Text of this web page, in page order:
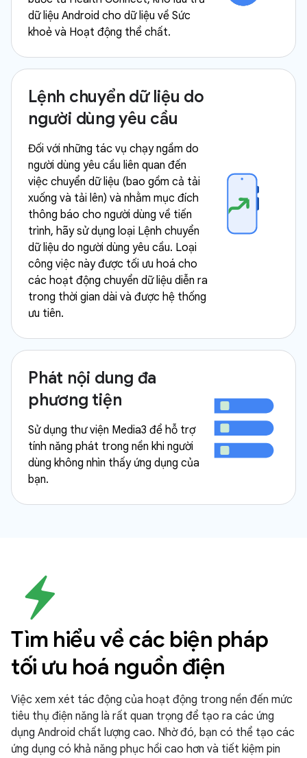
dữ liệu Android cho dữ liệu về Sức
khoẻ và Hoạt động thể chất.
Lệnh chuyển dữ liệu do
người dùng yêu cầu
Đối với những tác vụ chạy ngầm do
người dùng yêu cầu liên quan đến
việc chuyển dữ liệu (bao gồm cả tải
xuống và tải lên) và nhằm mục đích
thông báo cho người dùng về tiến
trình, hãy sử dụng loại Lệnh chuyển
dữ liệu do người dùng yêu cầu. Loại
công việc này được tối ưu hoá cho
các hoạt động chuyển dữ liệu diễn ra
trong thời gian dài và được hệ thống
ưu tiên.
Phát nội dung đa
phương tiện
Sử dụng thư viện Media3 để hỗ trợ
tính năng phát trong nền khi người
dùng không nhìn thấy ứng dụng của
bạn.
Tìm hiểu về các biện pháp
tối ưu hoá nguồn điện
Việc xem xét tác động của hoạt động trong nền đến mức
tiêu thụ điện năng là rất quan trọng để tạo ra các ứng
dụng Android chất lượng cao. Nhờ đó, bạn có thể tạo các
ứng dụng có khả năng phục hồi cao hơn và tiết kiệm pin